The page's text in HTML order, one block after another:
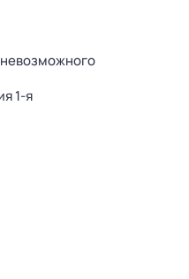
невозможного
1-я